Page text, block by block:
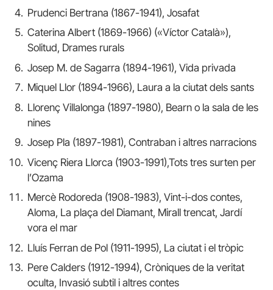
Prudenci Bertrana (1867-1941), Josafat
Caterina Albert (1869-1966) («Víctor Català»),
Solitud, Drames rurals
Josep M. de Sagarra (1894-1961), Vida privada
Miquel Llor (1894-1966), Laura a la ciutat dels sants
Llorenç Villalonga (1897-1980), Bearn o la sala de les
nines
Josep Pla (1897-1981), Contraban i altres narracions
Vicenç Riera Llorca (1903-1991),Tots tres surten per
l’Ozama
Mercè Rodoreda (1908-1983), Vint-i-dos contes,
Aloma, La plaça del Diamant, Mirall trencat, Jardí
vora el mar
Lluís Ferran de Pol (1911-1995), La ciutat i el tròpic
Pere Calders (1912-1994), Cròniques de la veritat
oculta, Invasió subtil i altres contes